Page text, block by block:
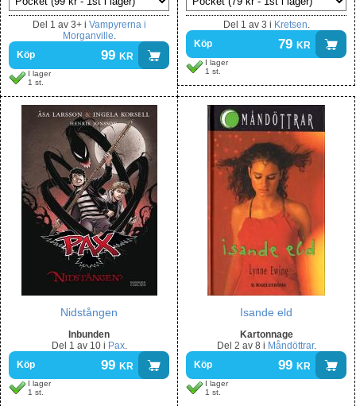
Del 1 av 3+i Vampyrerna i
Morganville.
Köp
99 kr
I lager
1 st.
Del 1 av 3 i Kretsen.
Köp
79 kr
I lager
1 st.
Nidstången
Inbunden
Del 1 av 10i Pax.
Köp
99 kr
I lager
1 st.
Isande eld
Kartonnage
Del 2 av 8 i Måndöttrar.
Köp
99 kr
I lager
1 st.